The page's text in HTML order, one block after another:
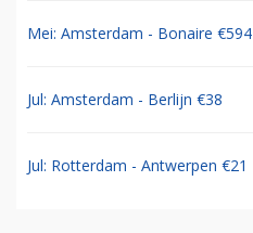
Mei: Amsterdam - Bonaire €594
Jul: Amsterdam - Berlijn €38
Jul: Rotterdam - Antwerpen €21